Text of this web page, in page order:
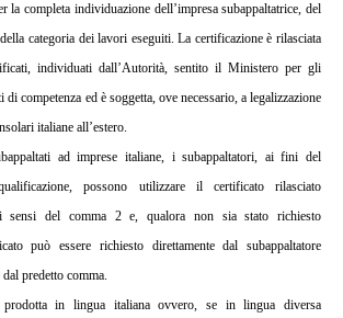
la completa individuazione dell’impresa subappaltatrice, del
categoria dei lavori eseguiti. La certificazione è rilasciata
individuati dall’Autorità, sentito il Ministero per gli
competenza ed è soggetta, ove necessario, a legalizzazione
italiane all’estero.
ad imprese italiane, i subappaltatori, ai fini del
possono utilizzare il certificato rilasciato
sensi del comma 2 e, qualora non sia stato richiesto
può essere richiesto direttamente dal subappaltatore
predetto comma.
in lingua italiana ovvero, se in lingua diversa